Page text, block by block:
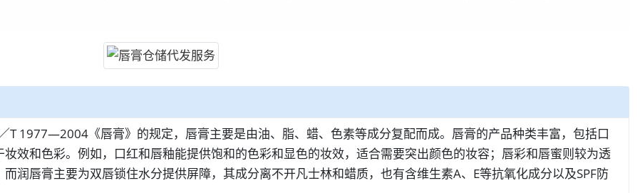
T 1977—2004《唇膏》的规定，唇膏主要是由油、脂、蜡、色素等成分复配而成。唇膏的产品种类丰富，包括口
效和色彩。例如，口红和唇釉能提供饱和的色彩和显色的妆效，适合需要突出颜色的妆容；唇彩和唇蜜则较为透
润唇膏主要为双唇锁住水分提供屏障，其成分离不开凡士林和蜡质，也有含维生素A、E等抗氧化成分以及SPF防